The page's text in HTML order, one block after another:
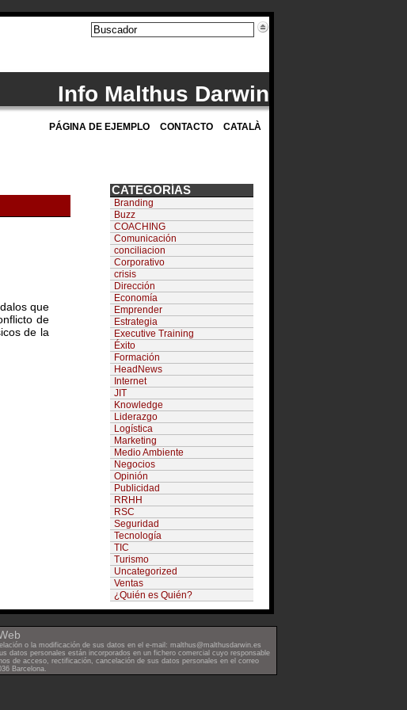
Info Malthus Darwin
PÁGINA DE EJEMPLO CONTACTO CATALÀ
que
de
de la
CATEGORÍAS
Branding
Buzz
COACHING
Comunicación
conciliacion
Corporativo
crisis
Dirección
Economía
Emprender
Estrategia
Executive Training
Éxito
Formación
HeadNews
Internet
JIT
Knowledge
Liderazgo
Logística
Marketing
Medio Ambiente
Negocios
Opinión
Publicidad
RRHH
RSC
Seguridad
Tecnología
TIC
Turismo
Uncategorized
Ventas
¿Quién es Quién?
o la modificaciónde sus datos en el e-mail: malthus@malthusdarwin.es
datos personales están incorporados en un fichero comercial cuyo responsable
de acceso, rectificación, cancelación de sus datos personales en el correo
Barcelona.